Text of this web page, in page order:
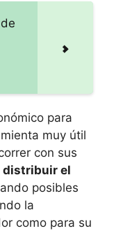
para
muy útil
con sus
distribuir el
posibles
la
como para su